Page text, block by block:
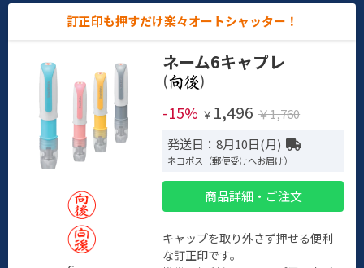
訂正印も押すだけ楽々オートシャッター！
ネーム6キャプレ
(
)
-15% ￥ 1,496 ￥1,760
発送日：8月10日(月)
ネコポス（郵便受けへお届け）
商品詳細・ご注文
キャップを取り外さず押せる便利
な訂正印です。